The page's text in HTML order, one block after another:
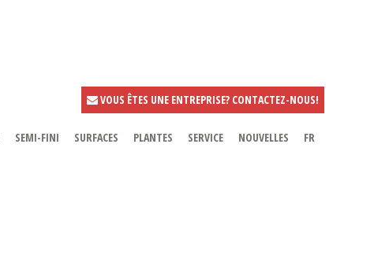
VOUS ÊTES UNE ENTREPRISE? CONTACTEZ-NOUS!
SEMI-FINI SURFACES PLANTES SERVICE NOUVELLES FR